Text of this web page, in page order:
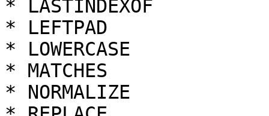
* LASTINDEXOF
* LEFTPAD
* LOWERCASE
* MATCHES
* NORMALIZE